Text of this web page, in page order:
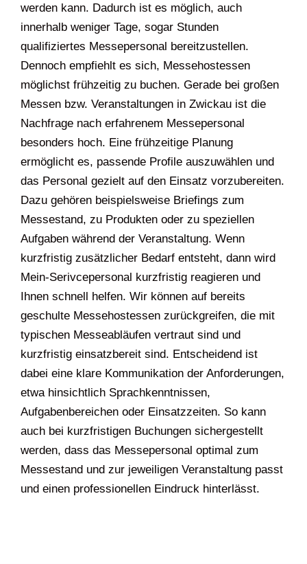
werden kann. Dadurch ist es möglich, auch
innerhalb weniger Tage, sogar Stunden
qualifiziertes Messepersonal bereitzustellen.
Dennoch empfiehlt es sich, Messehostessen
möglichst frühzeitig zu buchen. Gerade bei großen
Messen bzw. Veranstaltungen in Zwickau ist die
Nachfrage nach erfahrenem Messepersonal
besonders hoch. Eine frühzeitige Planung
ermöglicht es, passende Profile auszuwählen und
das Personal gezielt auf den Einsatz vorzubereiten.
Dazu gehören beispielsweise Briefings zum
Messestand, zu Produkten oder zu speziellen
Aufgaben während der Veranstaltung. Wenn
kurzfristig zusätzlicher Bedarf entsteht, dann wird
Mein-Serivcepersonal kurzfristig reagieren und
Ihnen schnell helfen. Wir können auf bereits
geschulte Messehostessen zurückgreifen, die mit
typischen Messeabläufen vertraut sind und
kurzfristig einsatzbereit sind. Entscheidend ist
dabei eine klare Kommunikation der Anforderungen,
etwa hinsichtlich Sprachkenntnissen,
Aufgabenbereichen oder Einsatzzeiten. So kann
auch bei kurzfristigen Buchungen sichergestellt
werden, dass das Messepersonal optimal zum
Messestand und zur jeweiligen Veranstaltung passt
und einen professionellen Eindruck hinterlässt.